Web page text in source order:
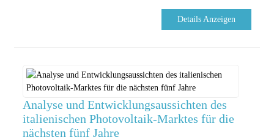
Details Anzeigen
Analyse und Entwicklungsaussichten des
italienischen Photovoltaik-Marktes für die
nächsten fünf Jahre